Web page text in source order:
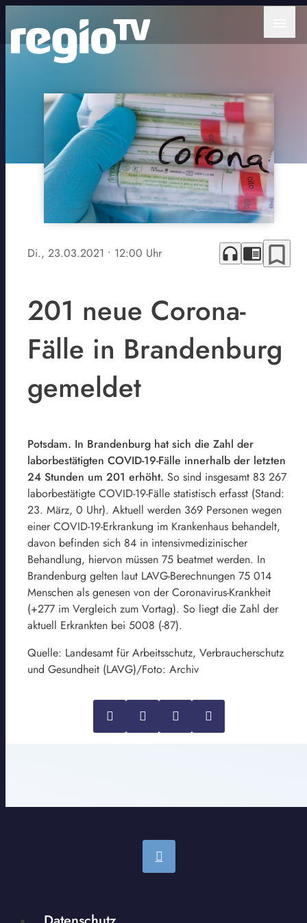
Di., 23.03.2021 • 12:00 Uhr headphones chrome_reader_mode bookmark_border
201 neue Corona-
Fälle in Brandenburg
gemeldet
Potsdam. In Brandenburg hat sich die Zahl der
laborbestätigten COVID-19-Fälle innerhalb der letzten
24 Stunden um 201 erhöht. So sind insgesamt 83 267
laborbestätigte COVID-19-Fälle statistisch erfasst (Stand:
23. März, 0 Uhr). Aktuell werden 369 Personen wegen
einer COVID-19-Erkrankung im Krankenhaus behandelt,
davon befinden sich 84 in intensivmedizinischer
Behandlung, hiervon müssen 75 beatmet werden. In
Brandenburg gelten laut LAVG-Berechnungen 75 014
Menschen als genesen von der Coronavirus-Krankheit
(+277 im Vergleich zum Vortag). So liegt die Zahl der
aktuell Erkrankten bei 5008 (-87).
Quelle: Landesamt für Arbeitsschutz, Verbraucherschutz
und Gesundheit (LAVG)/Foto: Archiv